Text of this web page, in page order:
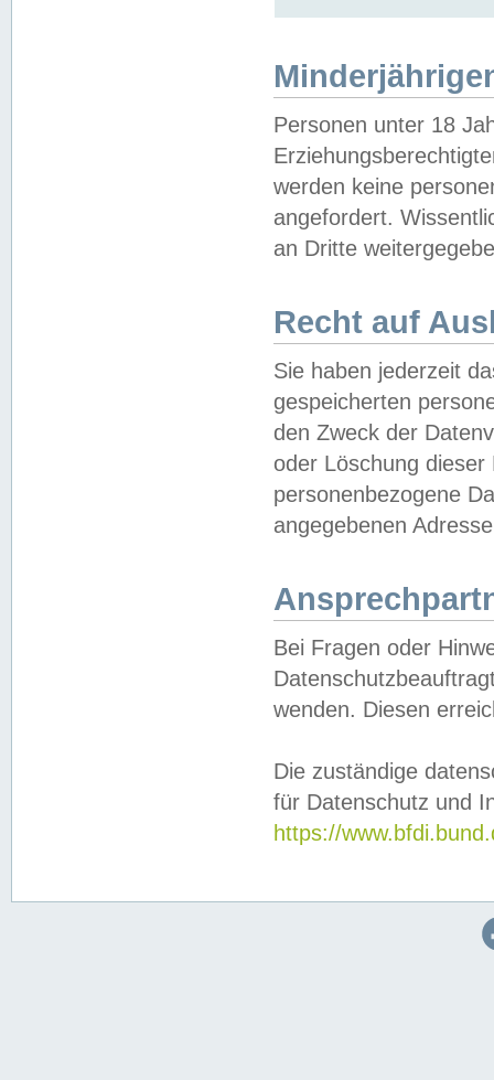
Personen unter 18
werden keine
angefordert.
an Dritte
Recht auf
Sie haben jederzeit
gespeicherten
den Zweck der
oder Löschung
personenbezogene
angegebenen
Bei Fragen oder
wenden. Diesen
Die zuständige
für Datenschutz und
https://